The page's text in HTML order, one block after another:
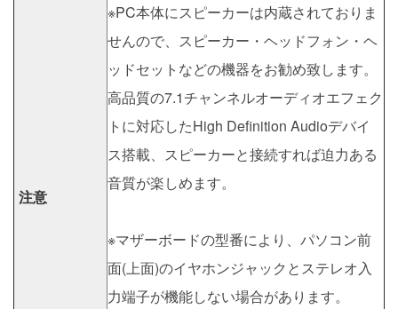
注意
※PC本体にスピーカーは内蔵されておりま
せんので、スピーカー・ヘッドフォン・ヘ
ッドセットなどの機器をお勧め致します。
高品質の7.1チャンネルオーディオエフェク
トに対応したHigh Definition Audioデバイ
ス搭載、スピーカーと接続すれば迫力ある
音質が楽しめます。
※マザーボードの型番により、パソコン前
面(上面)のイヤホンジャックとステレオ入
力端子が機能しない場合があります。